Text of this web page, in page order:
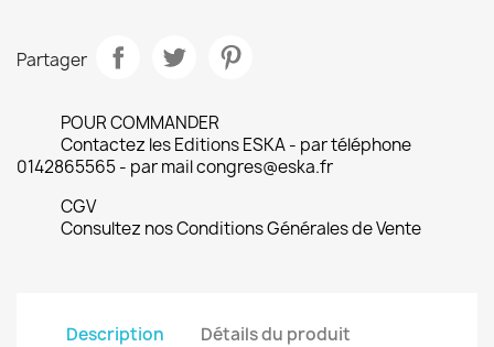
Partager
POUR COMMANDER
Contactez les Editions ESKA - par téléphone
0142865565 - par mail congres@eska.fr
CGV
Consultez nos Conditions Générales de Vente
Description Détails du produit